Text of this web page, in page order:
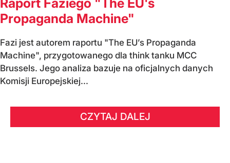
Propaganda Machine"
Fazi jest autorem raportu "The EU’s Propaganda
Machine", przygotowanego dla think tanku MCC
Brussels. Jego analiza bazuje na oficjalnych danych
Komisji Europejskiej...
CZYTAJ DALEJ